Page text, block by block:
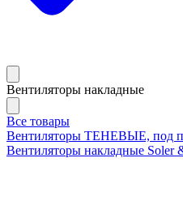
Вентиляторы накладные
Все товары
Вентиляторы ТЕНЕВЫЕ, под
Вентиляторы накладные Soler